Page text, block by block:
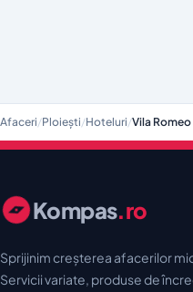
Afaceri/Ploiești/Hoteluri/Vila
Kompas.ro
Sprijinim creșterea afacerilor
Servicii variate, produse de